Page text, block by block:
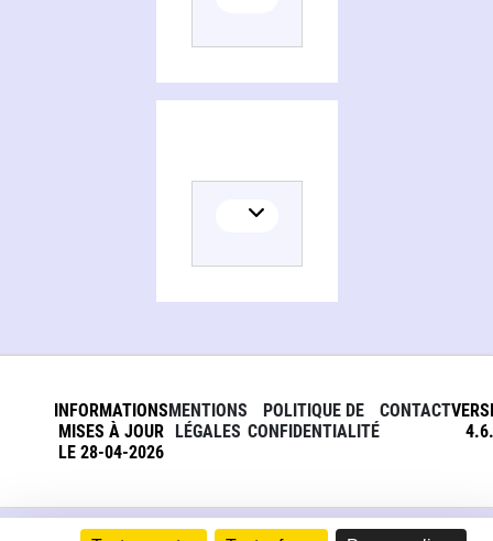
INFORMATIONS
MISES À JOUR
LE 28-04-2026
MENTIONS
LÉGALES
POLITIQUE DE
CONFIDENTIALITÉ
CONTACT